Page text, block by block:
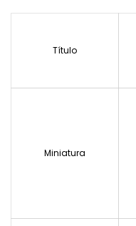
Título
Miniatura